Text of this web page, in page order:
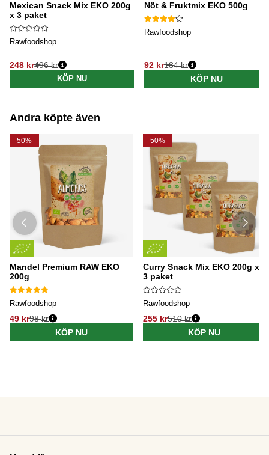
Mexican Snack Mix EKO 200g
x 3 paket
Rawfoodshop
248 kr
Ordinarie pris:
496 kr
KÖP NU
Nöt & Fruktmix EKO 500g
Rawfoodshop
92 kr
Ordinarie pris:
184 kr
KÖP NU
Andra köpte även
50%
Mandel Premium RAW EKO
200g
Rawfoodshop
49 kr98 kr
KÖP NU
50%
Curry Snack Mix EKO 200g x
3 paket
Rawfoodshop
255 kr510 kr
KÖP NU